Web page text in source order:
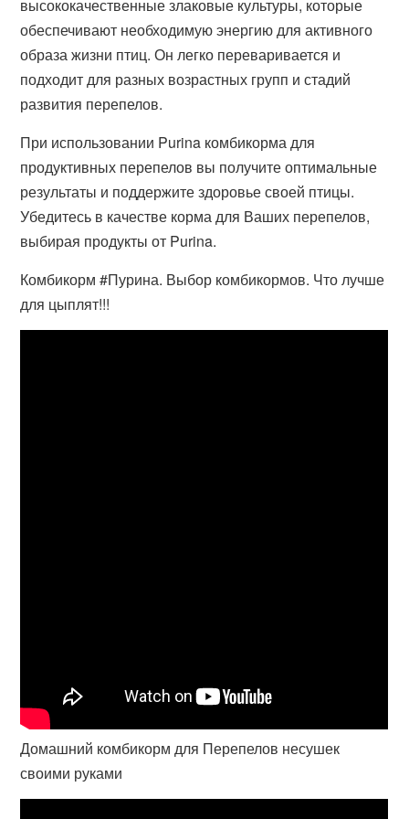
высококачественные злаковые культуры, которые
обеспечивают необходимую энергию для активного
образа жизни птиц. Он легко переваривается и
подходит для разных возрастных групп и стадий
развития перепелов.
При использовании Purina комбикорма для
продуктивных перепелов вы получите оптимальные
результаты и поддержите здоровье своей птицы.
Убедитесь в качестве корма для Ваших перепелов,
выбирая продукты от Purina.
Комбикорм #Пурина. Выбор комбикормов. Что лучше
для цыплят!!!
Домашний комбикорм для Перепелов несушек
своими руками